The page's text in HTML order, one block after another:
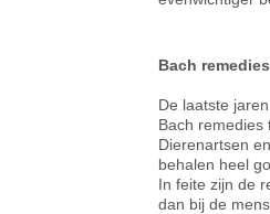
Bach
De laatste
Bach remedies
Dierenartsen
behalen heel
In feite zijn de
dan bij de